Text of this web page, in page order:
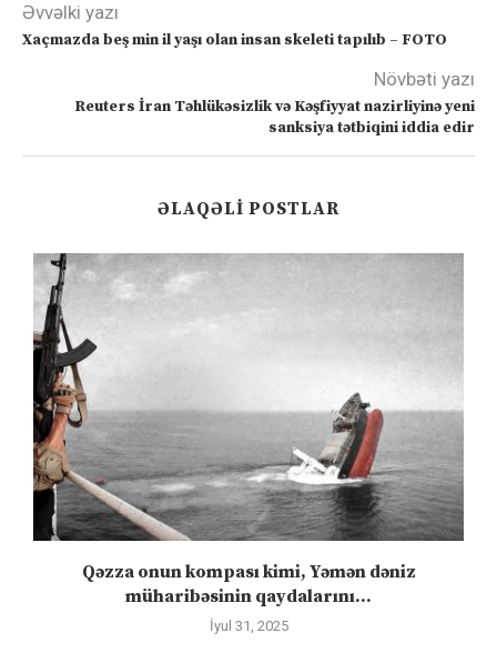
Əvvəlki yazı
Xaçmazda beş min il yaşı olan insan skeleti tapılıb – FOTO
Növbəti yazı
Reuters İran Təhlükəsizlik və Kəşfiyyat nazirliyinə yeni
sanksiya tətbiqini iddia edir
ƏLAQƏLI POSTLAR
Qəzza onun kompası kimi, Yəmən dəniz
müharibəsinin qaydalarını...
İyul 31, 2025